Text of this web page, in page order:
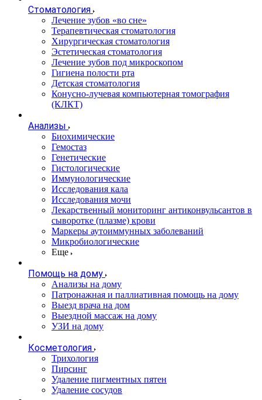
Стоматология
Лечение зубов «во сне»
Терапевтическая стоматология
Хирургическая стоматология
Эстетическая стоматология
Лечение зубов под микроскопом
Гигиена полости рта
Детская стоматология
Конусно-лучевая компьютерная томография
(КЛКТ)
Анализы
Биохимические
Гемостаз
Генетические
Гистологические
Иммунологические
Исследования кала
Исследования мочи
Лекарственный мониторинг антиконвульсантов в
сыворотке (плазме) крови
Маркеры аутоиммунных заболеваний
Микробиологические
Еще
Помощь на дому
Анализы на дому
Патронажная и паллиативная помощь на дому
Выезд врача на дом
Выездной массаж на дому
УЗИ на дому
Косметология
Трихология
Пирсинг
Удаление пигментных пятен
Удаление сосудов